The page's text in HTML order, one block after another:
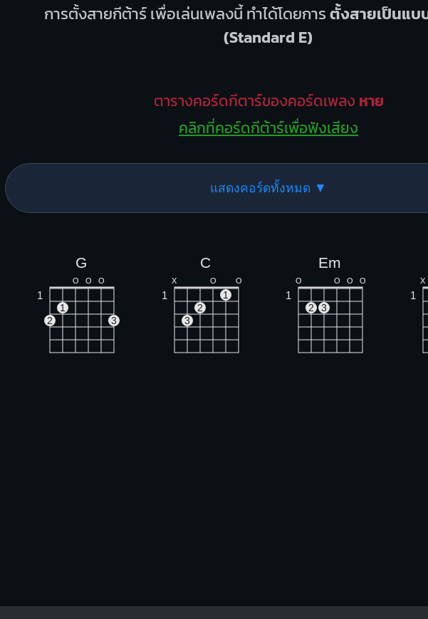
การตั้งสายกีต้าร์ เพื่อเล่นเพลงนี้ ทำได้โดยการตั้งสายเป็นแบ
(Standard E)
ตารางคอร์ดกีตาร์ของคอร์ดเพลง หาย
คลิกที่คอร์ดกีต้าร์เพื่อฟังเสียง
แสดงคอร์ดทั้งหมด ▼
G
O O O
1
1
2
3
C
X O O
1
1
2
3
Em
O O O O
1
2 3
X
1